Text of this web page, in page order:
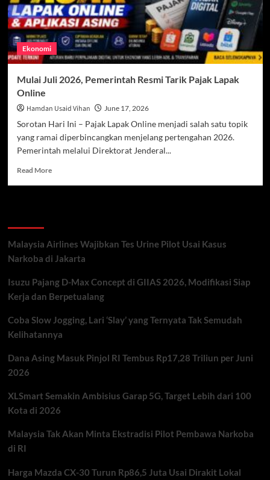
Ekonomi
Mulai Juli 2026, Pemerintah Resmi Tarik Pajak Lapak
Online
Hamdan Usaid Vihan June 17, 2026
Sorotan Hari Ini – Pajak Lapak Online menjadi salah satu topik
yang ramai diperbincangkan menjelang pertengahan 2026.
Pemerintah melalui Direktorat Jenderal...
Read MoreRead
Resmi
Tarik
Lapak
Online
Malaysia Airlines Wajibkan Tes Urine Pilot Usai Kasus
Narkoba di Jakarta
Isuzu Pajang D-Max Concept di GIIAS 2026, Modifikasi Siap
Kerja dan Berpetualang
Coba Slow Jogging, Lari ‘Slay’ yang Ternyata Tak Semudah
Kelihatannya
Dana Asing Masuk Pinjol RI Tembus Rp17,28 Triliun per Juni
2026
XLSmart Semakin Ambisius Garap 5G, Target Lebih dari 100
Kota di 2026
Malaysia Tak Akan Minta Ekstradisi Pilot Pembawa Narkoba
di RI
Harga Mazda CX-30 Turun Rp86,5 Juta Usai Dirakit Lokal